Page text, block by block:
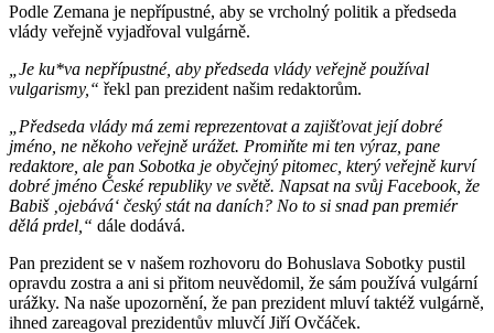
Podle Zemana je nepřípustné, aby se vrcholný politik a předseda
vlády veřejně vyjadřoval vulgárně.
„Je ku*va nepřípustné, aby předseda vlády veřejně používal
vulgarismy,“ řekl pan prezident našim redaktorům.
„Předseda vlády má zemi reprezentovat a zajišťovat její dobré
jméno, ne někoho veřejně urážet. Promiňte mi ten výraz, pane
redaktore, ale pan Sobotka je obyčejný pitomec, který veřejně kurví
dobré jméno České republiky ve světě. Napsat na svůj Facebook, že
Babiš ‚ojebává‘ český stát na daních? No to si snad pan premiér
dělá prdel,“ dále dodává.
Pan prezident se v našem rozhovoru do Bohuslava Sobotky pustil
opravdu zostra a ani si přitom neuvědomil, že sám používá vulgární
urážky. Na naše upozornění, že pan prezident mluví taktéž vulgárně,
ihned zareagoval prezidentův mluvčí Jiří Ovčáček.